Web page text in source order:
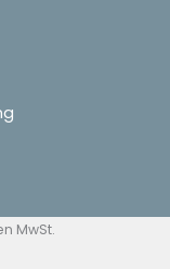
MwSt.